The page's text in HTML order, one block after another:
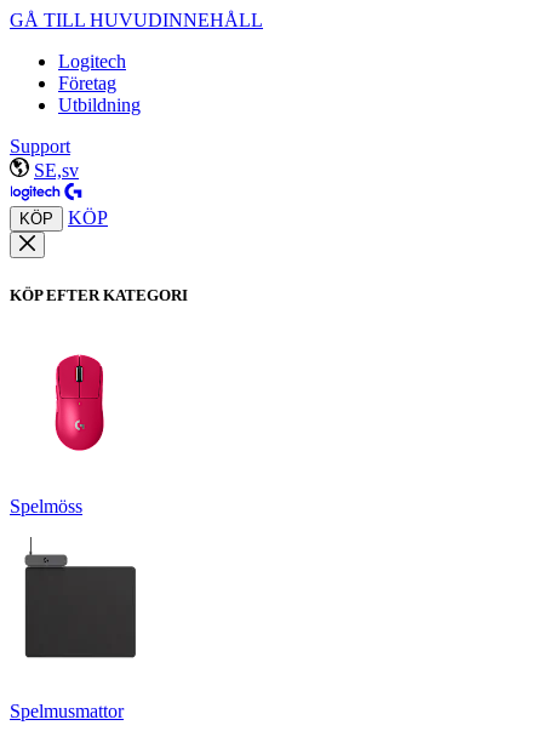
GÅ TILL HUVUDINNEHÅLL
Logitech
Företag
Utbildning
Support
SE,sv
KÖP KÖP
KÖP EFTER KATEGORI
Spelmöss
Spelmusmattor